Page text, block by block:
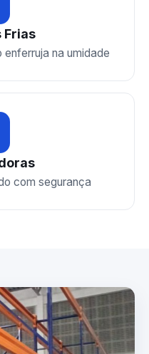
Frias
enferruja na umidade
com segurança